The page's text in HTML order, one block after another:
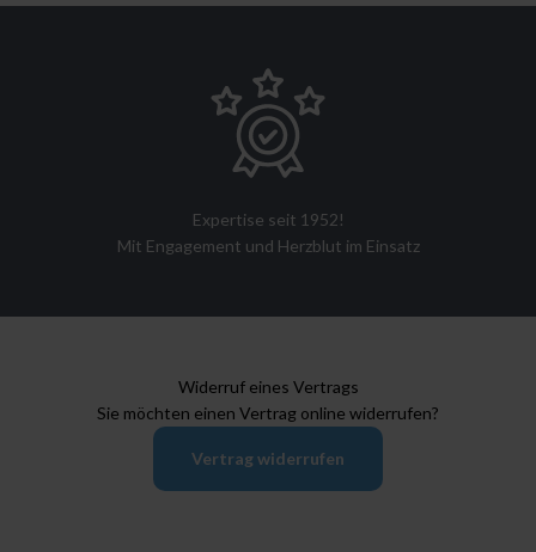
Expertise seit 1952!
Mit Engagement und Herzblut im Einsatz
Widerruf eines Vertrags
Sie möchten einen Vertrag online widerrufen?
Vertrag widerrufen